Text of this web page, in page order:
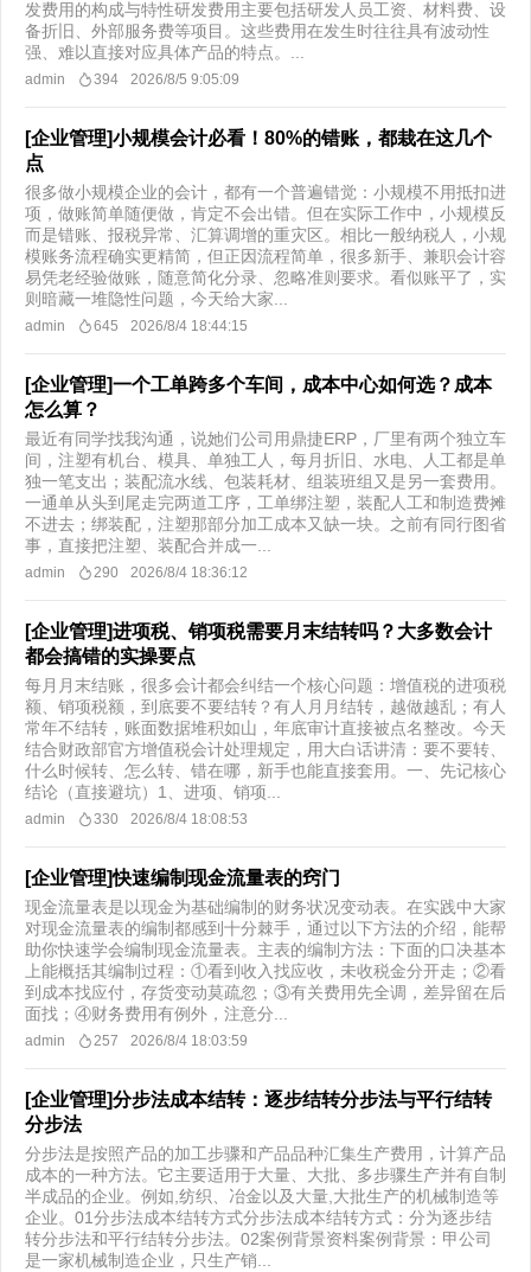
发费用的构成与特性研发费用主要包括研发人员工资、材料费、设
备折旧、外部服务费等项目。这些费用在发生时往往具有波动性
强、难以直接对应具体产品的特点。...
admin 394 2026/8/5 9:05:09
[企业管理]小规模会计必看！80%的错账，都栽在这几个
点
很多做小规模企业的会计，都有一个普遍错觉：小规模不用抵扣进
项，做账简单随便做，肯定不会出错。但在实际工作中，小规模反
而是错账、报税异常、汇算调增的重灾区。相比一般纳税人，小规
模账务流程确实更精简，但正因流程简单，很多新手、兼职会计容
易凭老经验做账，随意简化分录、忽略准则要求。看似账平了，实
则暗藏一堆隐性问题，今天给大家...
admin 645 2026/8/4 18:44:15
[企业管理]一个工单跨多个车间，成本中心如何选？成本
怎么算？
最近有同学找我沟通，说她们公司用鼎捷ERP，厂里有两个独立车
间，注塑有机台、模具、单独工人，每月折旧、水电、人工都是单
独一笔支出；装配流水线、包装耗材、组装班组又是另一套费用。
一通单从头到尾走完两道工序，工单绑注塑，装配人工和制造费摊
不进去；绑装配，注塑那部分加工成本又缺一块。之前有同行图省
事，直接把注塑、装配合并成一...
admin 290 2026/8/4 18:36:12
[企业管理]进项税、销项税需要月末结转吗？大多数会计
都会搞错的实操要点
每月月末结账，很多会计都会纠结一个核心问题：增值税的进项税
额、销项税额，到底要不要结转？有人月月结转，越做越乱；有人
常年不结转，账面数据堆积如山，年底审计直接被点名整改。今天
结合财政部官方增值税会计处理规定，用大白话讲清：要不要转、
什么时候转、怎么转、错在哪，新手也能直接套用。一、先记核心
结论（直接避坑）1、进项、销项...
admin 330 2026/8/4 18:08:53
[企业管理]快速编制现金流量表的窍门
现金流量表是以现金为基础编制的财务状况变动表。在实践中大家
对现金流量表的编制都感到十分棘手，通过以下方法的介绍，能帮
助你快速学会编制现金流量表。主表的编制方法：下面的口决基本
上能概括其编制过程：①看到收入找应收，未收税金分开走；②看
到成本找应付，存货变动莫疏忽；③有关费用先全调，差异留在后
面找；④财务费用有例外，注意分...
admin 257 2026/8/4 18:03:59
[企业管理]分步法成本结转：逐步结转分步法与平行结转
分步法
分步法是按照产品的加工步骤和产品品种汇集生产费用，计算产品
成本的一种方法。它主要适用于大量、大批、多步骤生产并有自制
半成品的企业。例如,纺织、冶金以及大量,大批生产的机械制造等
企业。01分步法成本结转方式分步法成本结转方式：分为逐步结
转分步法和平行结转分步法。02案例背景资料案例背景：甲公司
是一家机械制造企业，只生产销...